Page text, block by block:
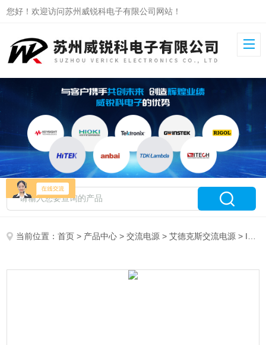
您好！欢迎访问苏州威锐科电子有限公司网站！
当前位置：首页 > 产品中心 >交流电源 >艾德克斯交流电源 > IT7624艾德克斯可编程交流电源